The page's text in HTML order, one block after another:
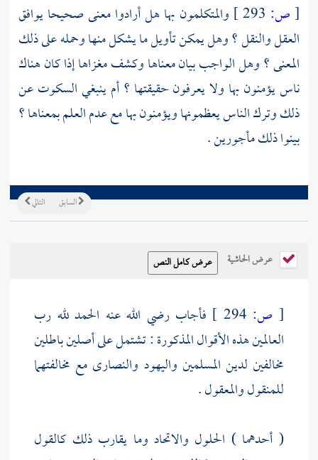
[ص:
والمتكلمون بها هل أرادوا معنى صحيحا يوافق
العقل والنقل ؟ وهل يمكن تأويل ما يشكل منها وحمله على ذلك
المعنى ؟ وهل الواجب بيان معناها وكشف مغزاها إذا كان هناك
ناس يؤمنون بها ولا يعرفون حقيقتها ؟ أم ينبغي السكوت عن
ذلك وترك الناس يعظمونها ويؤمنون بها مع عدم العلم بمعناها ؟
بينوا ذلك مأجورين .
التالي السابق
عرض الحاشية
[ ص:
فأجاب رضي الله عنه الحمد لله رب
العالمين هذه الأقوال المذكورة : تشتمل على أصلين باطلين
مخالفين لدين المسلمين واليهود والنصارى مع مخالفتهما
للمنقول والمعقول .
( أحدهما ) الحلول والاتحاد وما يقارب ذلك كالقول